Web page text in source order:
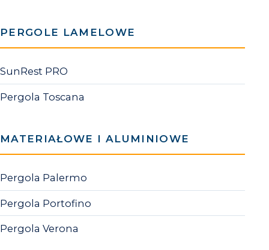
PERGOLE LAMELOWE
SunRest PRO
Pergola Toscana
MATERIAŁOWE I ALUMINIOWE
Pergola Palermo
Pergola Portofino
Pergola Verona